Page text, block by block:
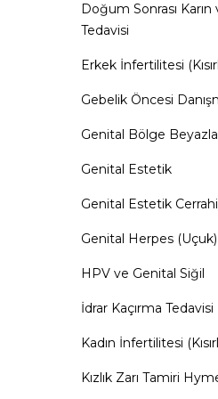
Doğum Sonrası Karın
Tedavisi
Erkek İnfertilitesi
Gebelik Öncesi
Genital Bölge
Genital Estetik
Genital Estetik Cerrahi
Genital Herpes (Uçuk)
HPV ve Genital Siğil
İdrar Kaçırma Tedavisi
Kadın İnfertilitesi
Kızlık Zarı Tamiri